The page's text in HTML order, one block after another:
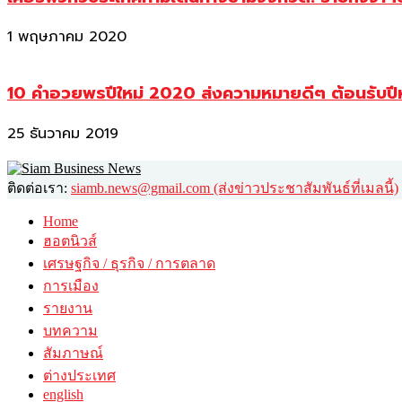
1 พฤษภาคม 2020
10 คำอวยพรปีใหม่ 2020 ส่งความหมายดีๆ ต้อนรับ
25 ธันวาคม 2019
ติดต่อเรา: siamb.news@gmail.com (ส่งข่าวประชาสัมพันธ์ที่เมลนี้)
Home
ฮอตนิวส์
เศรษฐกิจ / ธุรกิจ / การตลาด
การเมือง
รายงาน
บทความ
สัมภาษณ์
ต่างประเทศ
english